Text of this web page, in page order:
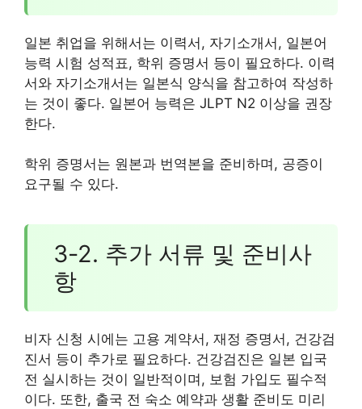
일본 취업을 위해서는 이력서, 자기소개서, 일본어
능력 시험 성적표, 학위 증명서 등이 필요하다. 이력
서와 자기소개서는 일본식 양식을 참고하여 작성하
는 것이 좋다. 일본어 능력은 JLPT N2 이상을 권장
한다.
학위 증명서는 원본과 번역본을 준비하며, 공증이
요구될 수 있다.
3-2. 추가 서류 및 준비사
항
비자 신청 시에는 고용 계약서, 재정 증명서, 건강검
진서 등이 추가로 필요하다. 건강검진은 일본 입국
전 실시하는 것이 일반적이며, 보험 가입도 필수적
이다. 또한, 출국 전 숙소 예약과 생활 준비도 미리